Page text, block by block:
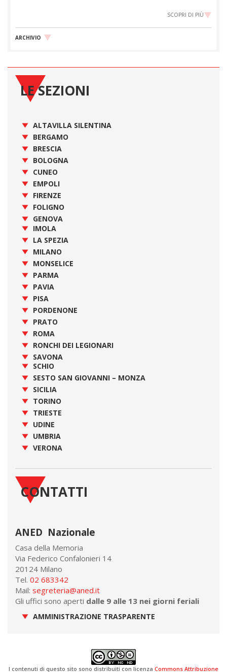
SCOPRI DI PIÙ
ARCHIVIO
LE SEZIONI
ALTAVILLA SILENTINA
BERGAMO
BRESCIA
BOLOGNA
CUNEO
EMPOLI
FIRENZE
FOLIGNO
GENOVA
IMOLA
LA SPEZIA
MILANO
MONSELICE
PARMA
PAVIA
PISA
PORDENONE
PRATO
ROMA
RONCHI DEI LEGIONARI
SAVONA
SCHIO
SESTO SAN GIOVANNI – MONZA
SICILIA
TORINO
TRIESTE
UDINE
UMBRIA
VERONA
CONTATTI
ANED Nazionale
Casa della Memoria
Via Federico Confalonieri 14
20124 Milano
Tel. 02 683342
Mail: segreteria@aned.it
Gli uffici sono aperti dalle 9 alle 13 nei giorni feriali
AMMINISTRAZIONE TRASPARENTE
I contenuti di questo sito sono distribuiti con licenza Commons Attribuzione